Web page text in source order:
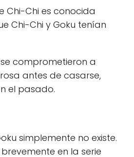
Chi-Chi es conocida
Chi-Chi y Goku tenían
comprometieron a
antes de casarse,
el pasado.
simplemente no existe.
en la serie